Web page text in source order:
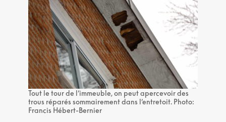
Tout le tour de l’immeuble, on peut apercevoir des
trous réparés sommairement dans l’entretoit. Photo:
Francis Hébert-Bernier